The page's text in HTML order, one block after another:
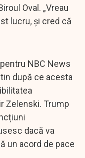
Oval. „Vreau
lucru, și cred că
NBC News
după ce acesta
Zelenski. Trump
dacă va
un acord de pace